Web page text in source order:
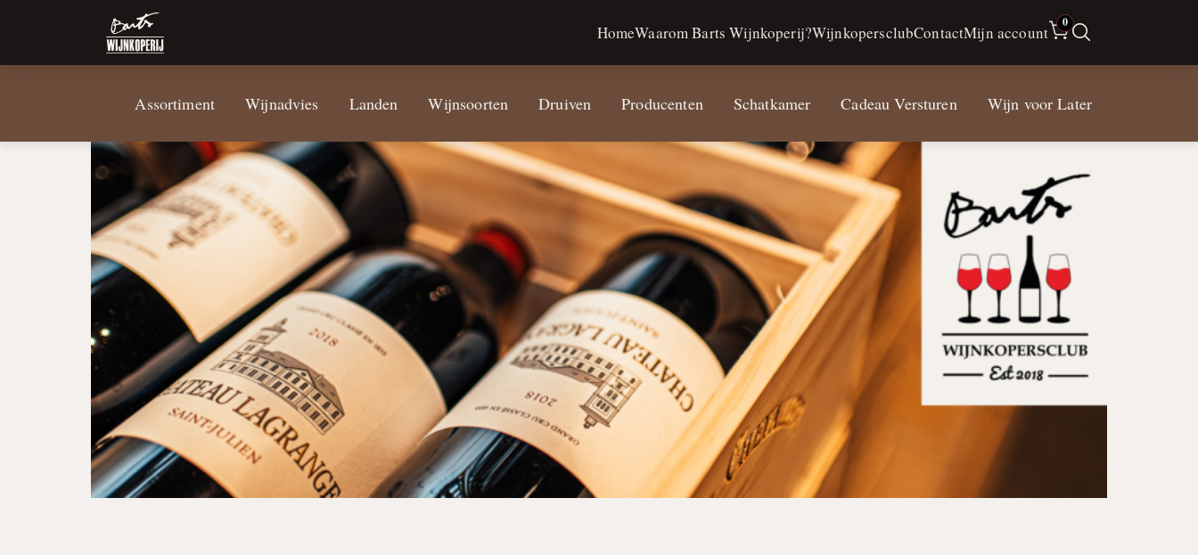
HomeWaarom Barts Wijnkoperij?WijnkopersclubContactMijn account
0
Assortiment Wijnadvies Landen Wijnsoorten Druiven Producenten Schatkamer Cadeau Versturen Wijn voor Later